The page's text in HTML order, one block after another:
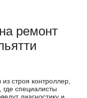
ремонт
строя контроллер,
специалисты